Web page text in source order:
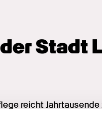
Stadt
reicht Jahrtausende